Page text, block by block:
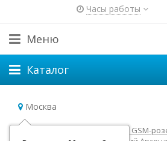
Часы работы
Меню
Каталог
Москва
Главная
GSM-сигнализации, GSM-